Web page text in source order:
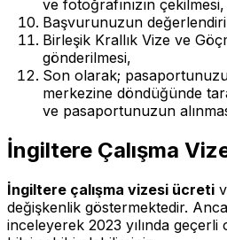
ve fotoğrafınızın çekilmesi,
Başvurunuzun
Birleşik Krallık Vize ve
gönderilmesi,
Son olarak;
merkezine döndüğünde
ve pasaportunuzun
İngiltere Çalışma
İngiltere çalışma vizesi ücreti
değişkenlik göstermektedir.
inceleyerek 2023 yılında